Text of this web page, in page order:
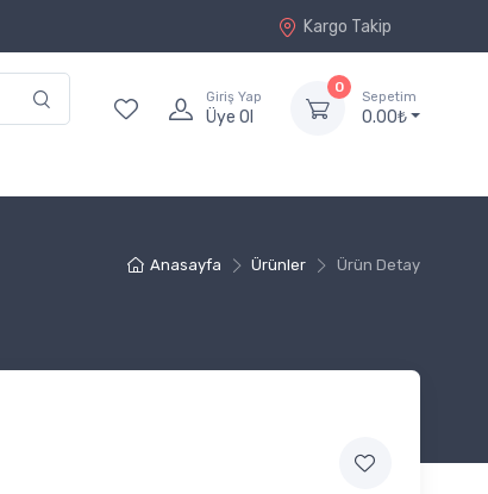
Kargo Takip
Giriş Yap
Üye Ol
0
Sepetim
0.00₺
Anasayfa Ürünler Ürün Detay